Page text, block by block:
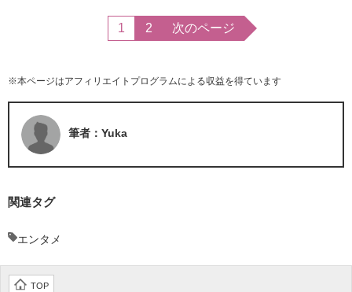
1 2 次のページ
※本ページはアフィリエイトプログラムによる収益を得ています
筆者：Yuka
関連タグ
エンタメ
TOP